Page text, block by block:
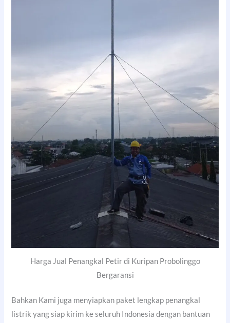
Harga Jual Penangkal Petir di Kuripan Probolinggo
Bergaransi
Bahkan Kami juga menyiapkan paket lengkap penangkal
listrik yang siap kirim ke seluruh Indonesia dengan bantuan